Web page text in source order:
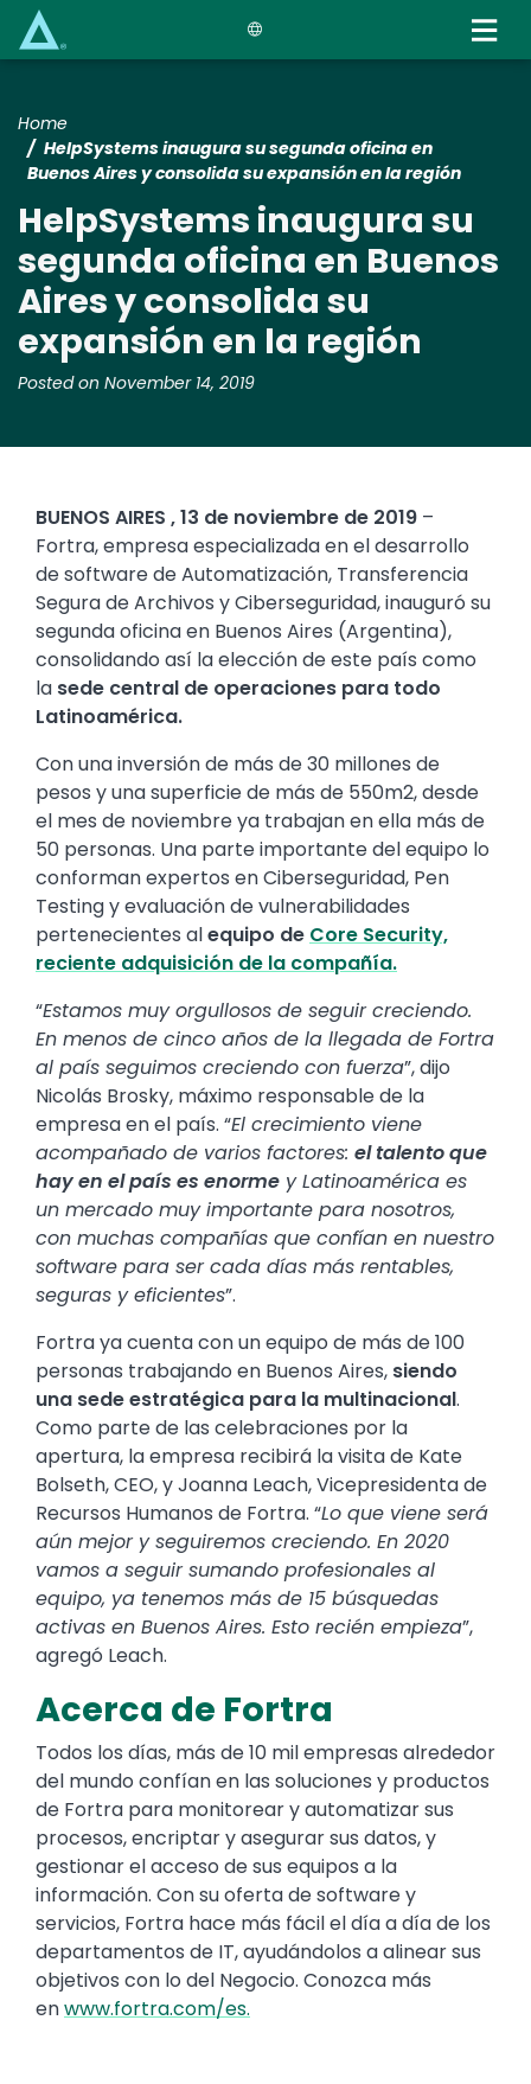
Home
HelpSystems inaugura su segunda oficina en
Buenos Aires y consolida su expansión en la región
HelpSystems inaugura su
segunda oficina en Buenos
Aires y consolida su
expansión en la región
Posted on November 14, 2019
BUENOS AIRES , 13 de noviembre de 2019 –
Fortra, empresa especializada en el desarrollo
de software de Automatización, Transferencia
Segura de Archivos y Ciberseguridad, inauguró su
segunda oficina en Buenos Aires (Argentina),
consolidando así la elección de este país como
la sede central de operaciones para todo
Latinoamérica.
Con una inversión de más de 30 millones de
pesos y una superficie de más de 550m2, desde
el mes de noviembre ya trabajan en ella más de
50 personas. Una parte importante del equipo lo
conforman expertos en Ciberseguridad, Pen
Testing y evaluación de vulnerabilidades
pertenecientes alequipo de Core Security,
reciente adquisición de la compañía.
“Estamos muy orgullosos de seguir creciendo.
En menos de cinco años de la llegada de Fortra
al país seguimos creciendo con fuerza”, dijo
Nicolás Brosky, máximo responsable de la
empresa en el país. “El crecimiento viene
acompañado de varios factores: el talento que
hay en el país es enorme y Latinoamérica es
un mercado muy importante para nosotros,
con muchas compañías que confían en nuestro
software para ser cada días más rentables,
seguras y eficientes”.
Fortra ya cuenta con un equipo de más de 100
personas trabajando en Buenos Aires, siendo
una sede estratégica para la multinacional.
Como parte de las celebraciones por la
apertura, la empresa recibirá la visita de Kate
Bolseth, CEO, y Joanna Leach, Vicepresidenta de
Recursos Humanos de Fortra. “Lo que viene será
aún mejor y seguiremos creciendo. En 2020
vamos a seguir sumando profesionales al
equipo, ya tenemos más de 15 búsquedas
activas en Buenos Aires. Esto recién empieza”,
agregó Leach.
Acerca de Fortra
Todos los días, más de 10 mil empresas alrededor
del mundo confían en las soluciones y productos
de Fortra para monitorear y automatizar sus
procesos, encriptar y asegurar sus datos, y
gestionar el acceso de sus equipos a la
información. Con su oferta de software y
servicios, Fortra hace más fácil el día a día de los
departamentos de IT, ayudándolos a alinear sus
objetivos con lo del Negocio. Conozca más
enwww.fortra.com/es.